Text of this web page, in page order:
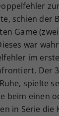
schien der
Game
war
im
Der
spielte
beim einen
in Serie die